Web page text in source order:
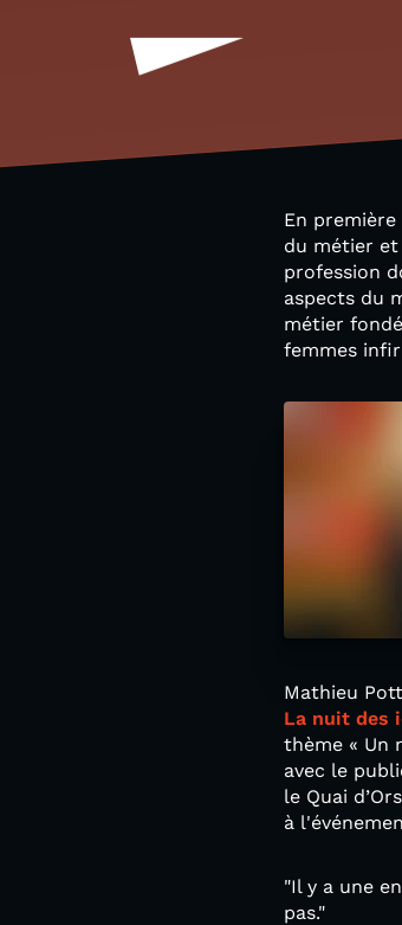
En première
du métier et
profession
aspects du
métier
femmes
Mathieu
La nuit des
thème « Un
avec le
le Quai
à
"Il y a une
pas."